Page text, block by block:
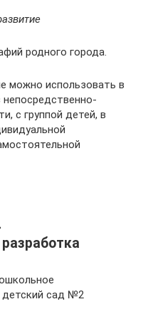
родного города.
можно использовать в
непосредственно-
с группой детей, в
детский сад №2